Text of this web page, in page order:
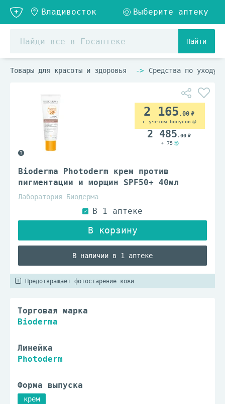
Найти
Товары для красоты и здоровья Средства по уходу
Bioderma Photoderm крем против
пигментации и морщин SPF50+ 40мл
Лаборатория Биодерма
В наличии в 1 аптеке
2 165 .00
с учетом бонусов
2 485 .00
+ 75
Предотвращает фотостарение кожи
Торговая марка
Bioderma
Линейка
Photoderm
Форма выпуска
крем